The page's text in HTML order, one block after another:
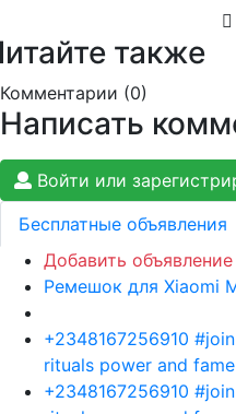
также
Комментарии (0)
Написать
Войти или
Бесплатные объявления
Добавить объявление
Ремешок для Xiaomi
+2348167256910
rituals power and fame
+2348167256910